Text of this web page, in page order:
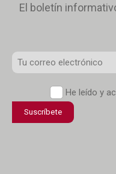
El boletín
Correo
confidencialidad
He leído y
Suscríbete